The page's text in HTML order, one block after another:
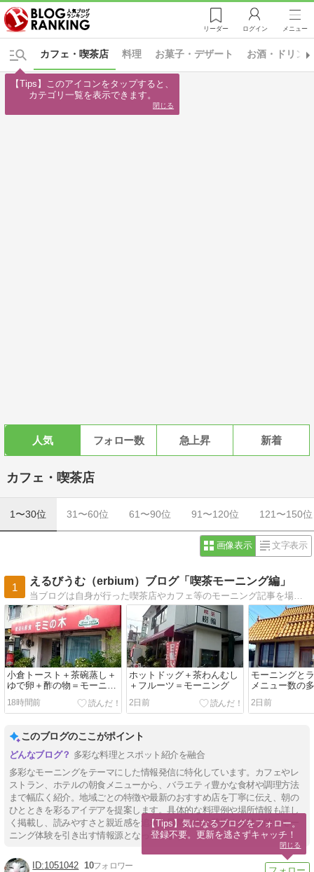
リーダー ログイン メニュー
料理 お菓子・デザート お酒・ドリン
カフェ・喫茶店
人気 フォロー数 急上昇 新着
カフェ・喫茶店
1〜30位 31〜60位 61〜90位 91〜120位 121〜150位
画像表示 文字表示
1
えるびうむ（erbium）ブログ「喫茶モーニング編」
小倉トースト＋茶碗蒸し＋
ゆで卵＋酢の物＝モーニン
18時間前
ホットドッグ＋茶わんむし
＋フルーツ＝モーニング
2日前
モーニングと
メニュー数の
2日前
このブログのここがポイント
多彩な料理とスポット紹介を融合
多彩なモーニングをテーマにした情報発信に特化しています。カフェやレ
ストラン、ホテルの朝食メニューから、バラエティ豊かな食材や調理方法
まで幅広く紹介。地域ごとの特徴や最新のおすすめ店を丁寧に伝え、朝の
ひとときを彩るアイデアを提案します。具体的な料理例や場所情報も詳し
く掲載し、読みやすさと親近感を追求。日常の中に登場する魅力的なモー
ニング体験を引き出す情報源となっています。
1051042 10
【Tips】このアイコンをタップすると、
カテゴリ一覧を表示できます。
閉じる
【Tips】気になるブログをフォロー。
登録不要。更新を逃さずキャッチ！
閉じる